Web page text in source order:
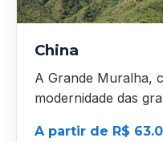
China
A Grande Muralha,
modernidade das
A partir de R$